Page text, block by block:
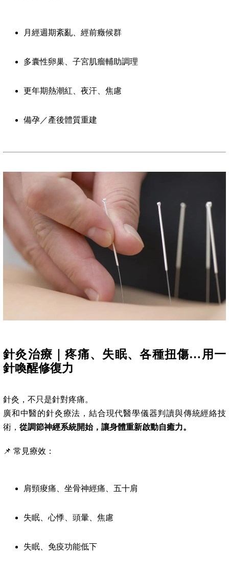
月經週期紊亂、經前癥候群
多囊性卵巢、子宮肌瘤輔助調理
更年期熱潮紅、夜汗、焦慮
備孕／產後體質重建
針灸治療｜疼痛、失眠、各種扭傷…用一
針喚醒修復力
針灸，不只是針對疼痛。
廣和中醫的針灸療法，結合現代醫學儀器判讀與傳統經絡技
術， 從調節神經系統開始，讓身體重新啟動自癒力。
📌 常見療效：
肩頸痠痛、坐骨神經痛、五十肩
失眠、心悸、頭暈、焦慮
失眠、免疫功能低下